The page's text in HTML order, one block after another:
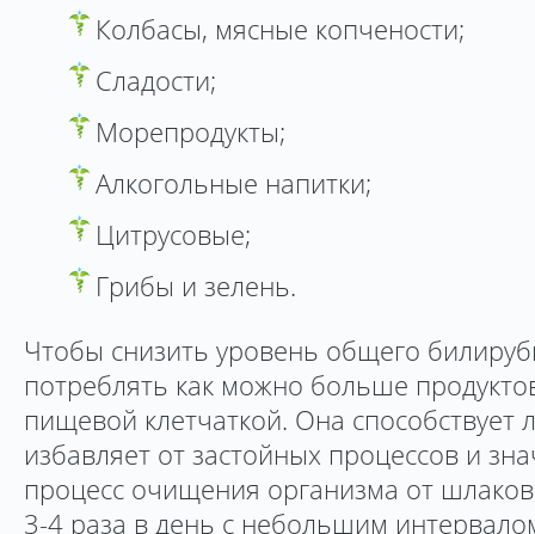
Колбасы, мясные копчености;
Сладости;
Морепродукты;
Алкогольные напитки;
Цитрусовые;
Грибы и зелень.
Чтобы снизить уровень общего
потреблять как можно больше
пищевой клетчаткой. Она
избавляет от застойных процессов и
процесс очищения организма от
3-4 раза в день с небольшим